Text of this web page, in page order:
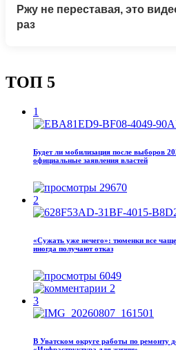
Ржу не переставая, это
раз
ТОП 5
1
Будет ли мобилизация после выборов
официальные заявления властей
29670
2
«Сужать уже нечего»: тюменки все
иногда получают отказ
6049
2
3
В Уватском округе работы по ремонту